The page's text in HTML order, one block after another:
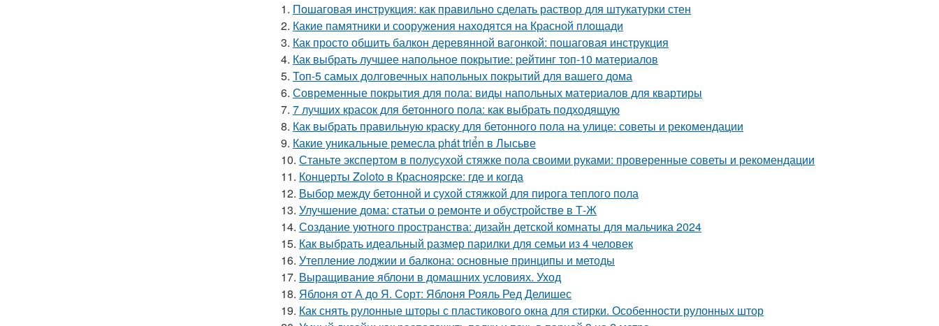
1. Пошаговая инструкция: как правильно сделать раствор для штукатурки стен
2. Какие памятники и сооружения находятся на Красной площади
3. Как просто обшить балкон деревянной вагонкой: пошаговая инструкция
4. Как выбрать лучшее напольное покрытие: рейтинг топ-10 материалов
5. Топ-5 самых долговечных напольных покрытий для вашего дома
6. Современные покрытия для пола: виды напольных материалов для квартиры
7. 7 лучших красок для бетонного пола: как выбрать подходящую
8. Как выбрать правильную краску для бетонного пола на улице: советы и рекомендации
9. Какие уникальные ремесла phát triển в Лысьве
10. Станьте экспертом в полусухой стяжке пола своими руками: проверенные советы и рекомендации
11. Концерты Zoloto в Красноярске: где и когда
12. Выбор между бетонной и сухой стяжкой для пирога теплого пола
13. Улучшение дома: статьи о ремонте и обустройстве в Т-Ж
14. Создание уютного пространства: дизайн детской комнаты для мальчика 2024
15. Как выбрать идеальный размер парилки для семьи из 4 человек
16. Утепление лоджии и балкона: основные принципы и методы
17. Выращивание яблони в домашних условиях. Уход
18. Яблоня от А до Я. Сорт: Яблоня Рояль Ред Делишес
19. Как снять рулонные шторы с пластикового окна для стирки. Особенности рулонных штор